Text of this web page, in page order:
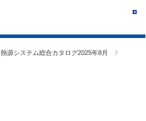
熱源システム総合カタログ2025年8月